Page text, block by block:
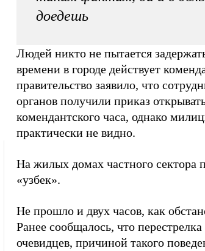
доедешь
Людей никто не пытается
времени в городе действует
правительство заявило, что
органов получили приказ
комендантского часа, однако
практически не видно.
На жилых домах частного сектора
«узбек».
Не прошло и двух часов, как
Ранее сообщалось, что
очевидцев, причиной такого